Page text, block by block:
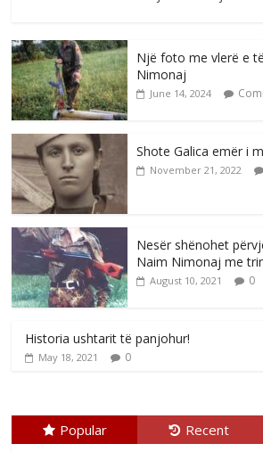
Një foto me vlerë e
Nimonaj
June 14, 2024
Shote Galica emër i
November 21, 2022
Nesër shënohet
Naim Nimonaj me
August 10, 2021 0
Historia ushtarit të panjohur!
May 18, 2021 0
Popular Recent